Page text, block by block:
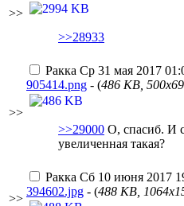
>>
>>28933
>>
Ракка Ср 31 мая 2017
905414.png - (486 KB,
>>29000 О, спасиб. И
увеличенная такая?
>>
Ракка Сб 10 июня 2017
394602.jpg - (488 KB,